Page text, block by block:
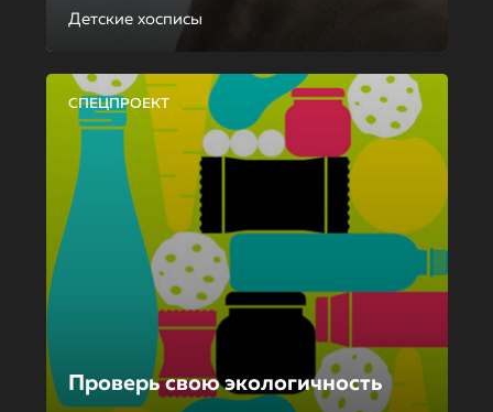
Детские хосписы
СПЕЦПРОЕКТ
Проверь свою экологичность